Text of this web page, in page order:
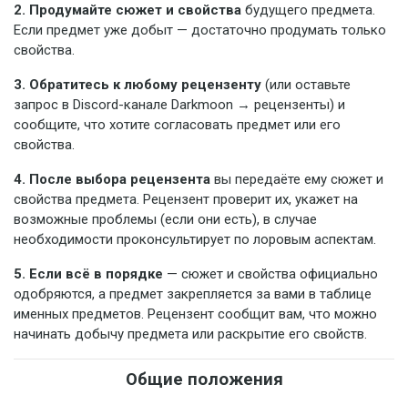
2. Продумайте сюжет и свойства будущего предмета.
Если предмет уже добыт — достаточно продумать только
свойства.
3. Обратитесь к любому рецензенту (или оставьте
запрос в Discord-канале Darkmoon → рецензенты) и
сообщите, что хотите согласовать предмет или его
свойства.
4. После выбора рецензента вы передаёте ему сюжет и
свойства предмета. Рецензент проверит их, укажет на
возможные проблемы (если они есть), в случае
необходимости проконсультирует по лоровым аспектам.
5. Если всё в порядке — сюжет и свойства официально
одобряются, а предмет закрепляется за вами в таблице
именных предметов. Рецензент сообщит вам, что можно
начинать добычу предмета или раскрытие его свойств.
Общие положения